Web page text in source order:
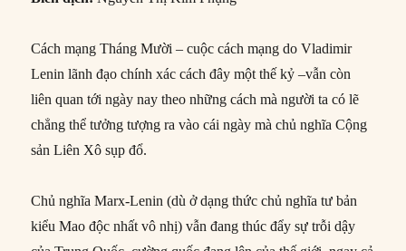
Cách mạng Tháng Mười – cuộc cách mạng do Vladimir
Lenin lãnh đạo chính xác cách đây một thế kỷ –vẫn còn
liên quan tới ngày nay theo những cách mà người ta có lẽ
chẳng thể tưởng tượng ra vào cái ngày mà chủ nghĩa Cộng
sản Liên Xô sụp đổ.
Chủ nghĩa Marx-Lenin (dù ở dạng thức chủ nghĩa tư bản
kiểu Mao độc nhất vô nhị) vẫn đang thúc đẩy sự trỗi dậy